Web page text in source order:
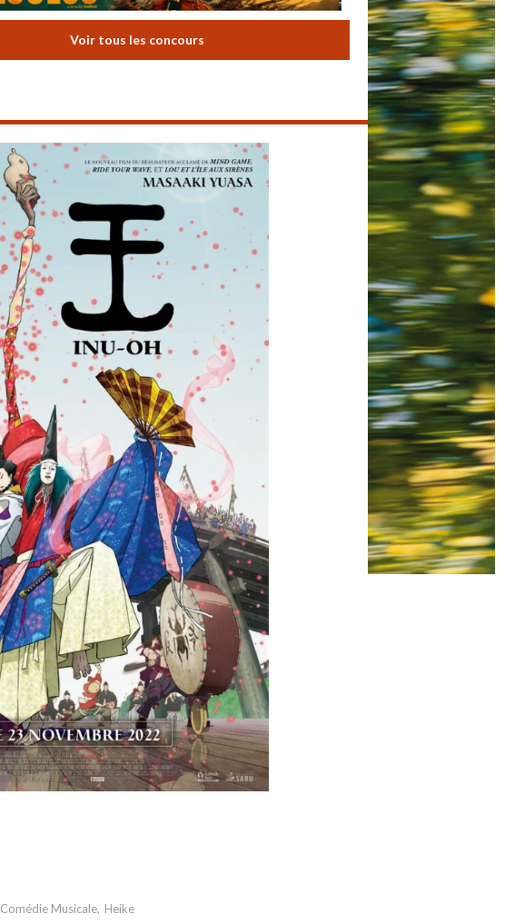
Voir tous les concours
Comédie Musicale, Heike